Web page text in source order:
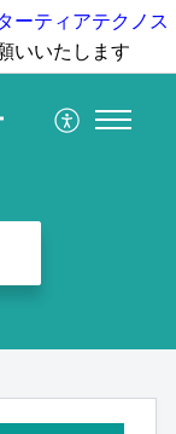
ーティアテクノス
いいたします